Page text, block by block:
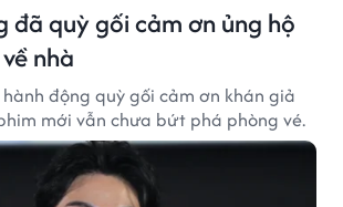
đã quỳ gối cảm ơn ủng hộ
nhà
hành động quỳ gối cảm ơn khán giả
mới vẫn chưa bứt phá phòng vé.